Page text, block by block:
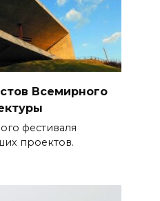
Всемирного
фестиваля
проектов.